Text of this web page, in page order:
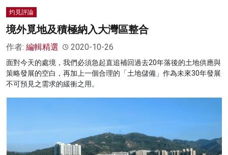
灼見評論
境外覓地及積極納入大灣區整合
作者: 編輯精選 2020-10-26
面對今天的處境，我們必須急起直追補回過去20年落後的土地供應與
策略發展的空白，再加上一個合理的「土地儲備」作為未來30年發展
不可預見之需求的緩衝之用。